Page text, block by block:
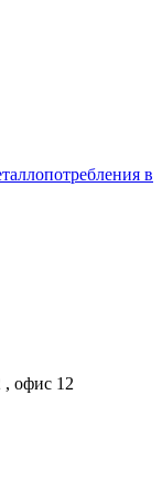
в
, офис 12